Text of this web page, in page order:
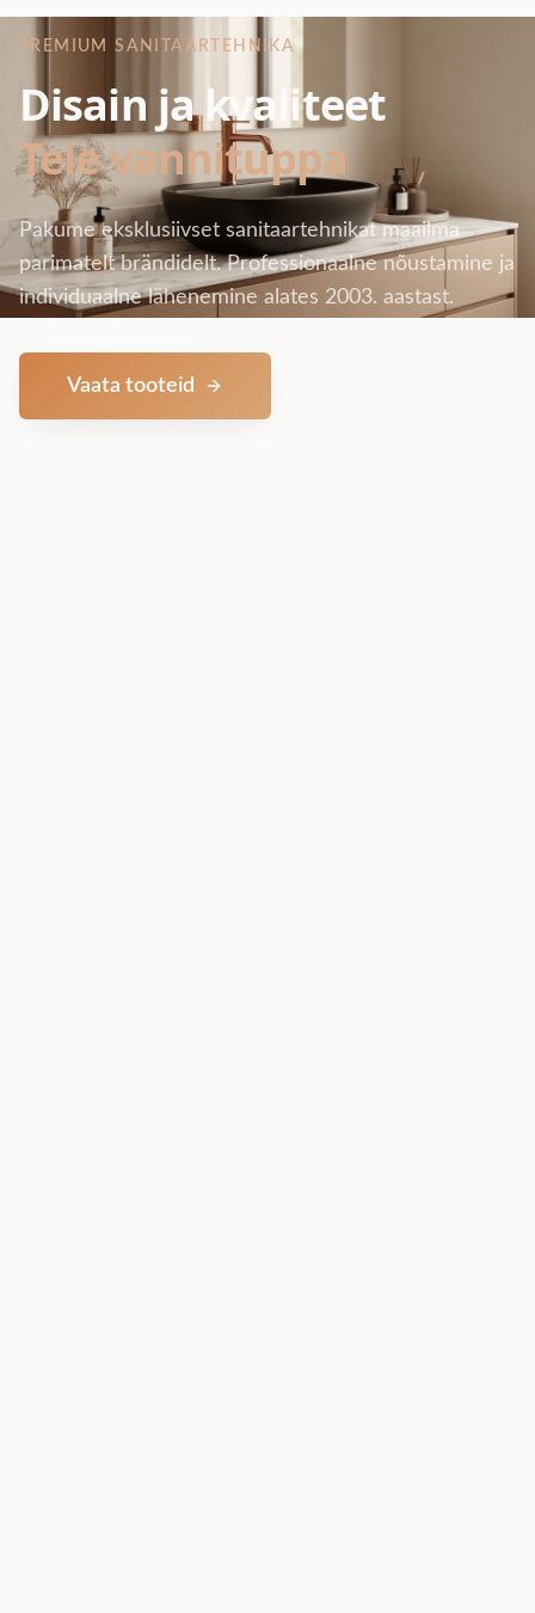
PREMIUM SANITAARTEHNIKA
Disain ja kvaliteet
Teie vannituppa
Pakume eksklusiivset sanitaartehnikat maailma
parimatelt brändidelt. Professionaalne nõustamine ja
individuaalne lähenemine alates 2003. aastast.
Vaata tooteid